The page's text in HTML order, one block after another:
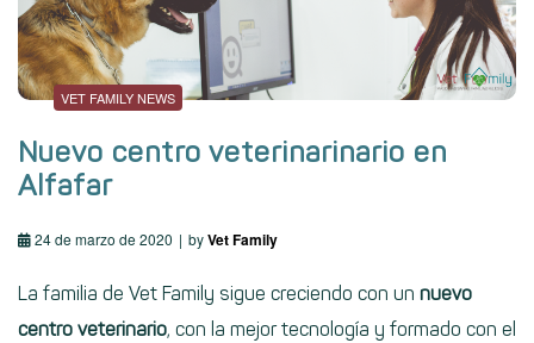
VET FAMILY NEWS
Nuevo centro veterinarinario en
Alfafar
24 de marzo de 2020 byVet Family
La familia de Vet Family sigue creciendo con un nuevo
centro veterinario, con la mejor tecnología y formado con el